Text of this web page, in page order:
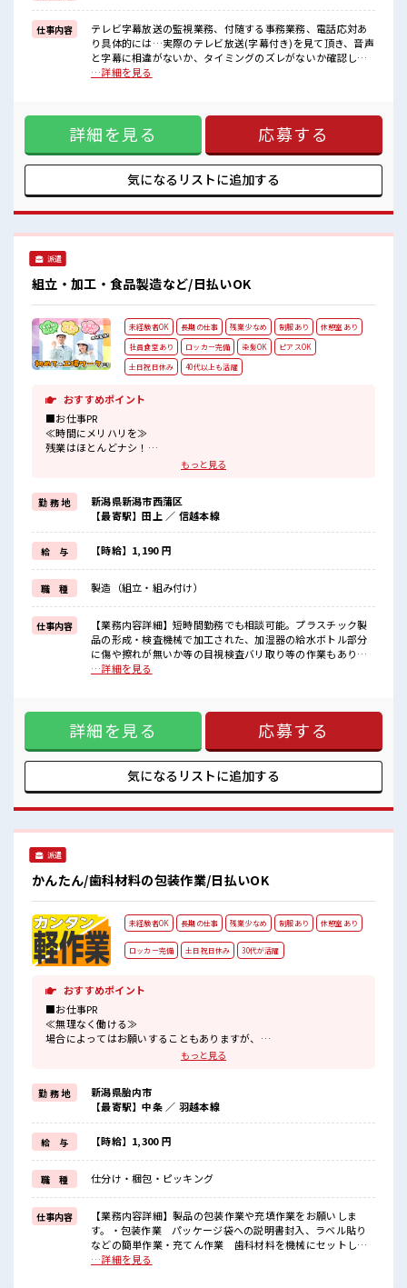
■職場の雰囲気
女性も活躍しやすい雰囲気の職場です！
≪20代の方が多数活躍中の職場≫
ロッカーあり！
安心してお仕事に集中♪
仕事内容
テレビ字幕放送の監視業務、付随する事務業務、電話応対あ
り具体的には…実際のテレビ放送(字幕付き)を見て頂き、音声
と字幕に相違がないか、タイミングのズレがないか確認して
頂く業務です。ずっと集中しているので根気強さが必要で
■お仕事PR ≪経験者優遇≫ これまでの経験を活かしません
か？ ブランクがあっても大丈夫♪ 経験はちょっとだけ…とい
う方もOK！ ≪女性も活躍中の職場≫ もちろん男性の応募も
OKですよ！ ≪時間にメリハリを≫ 残業はほとんどナシ！ 場
合によってはお願いすることもあります♪ ≪収入アップを目
指せる≫ 高時給だらけの派遣のお仕事です！ ■職場の雰囲気
躍中の職場≫ ロッカーあり！ 安心してお仕事に集中♪ 高収入
もバッチリ目指せますよ！
…詳細を見る
詳細を見る 応募する
気になるリストに追加する
派遣
組立・加工・食品製造など/日払いOK
未経験者OK 長期の仕事 残業少なめ 制服あり
休憩室あり
社員食堂あり
ロッカー完備 染髪OK
ピアスOK
土日祝日休み
40代以上も活躍
おすすめポイント
■お仕事PR
≪時間にメリハリを≫
残業はほとんどナシ！
場合によってはお願いすることもあります♪
家族や友人と一緒にプライベート満喫！
≪髪色自由で自分らしく働く≫
明るすぎたり奇抜でなければ基本的に自由！
(規定有)制服があると毎日の服選びに悩まずOK♪
≪初めての仕事だけど自分にもできそう≫
新しいことにチャレンジするのは不安だけど、
しっかり働く環境が整っています！
イチからスキルUP・ステップUP目指していきましょう！
■職場の雰囲気
派手すぎなければ多少のヘアカラーもOKなのはウレシイPoint☆
休憩室でホッと一息リフレッシュ！
持ち物が多いあなたにもぴったり☆
もっと見る
勤 務 地
新潟県新潟市西蒲区
【最寄駅】田上 ／ 信越本線
給 与 【時給】1,190 円
職 種 製造（組立・組み付け）
仕事内容
【業務内容詳細】短時間勤務でも相談可能。プラスチック製
品の形成・検査機械で加工された、加湿器の給水ボトル部分
に傷や擦れが無いか等の目視検査バリ取り等の作業もあり
【取扱製品情報】業務用加湿器の製造 ■お仕事PR ≪時間にメ
プライベート満喫！ ≪髪色自由で自分らしく働く≫ 明るすぎ
たり奇抜でなければ基本的に自由！ (規定有)制服があると毎
日の服選びに悩まずOK♪ ≪初めての仕事だけど自分にもでき
そう≫ 新しいことにチャレンジするのは不安だけど、 しっか
り働く環境が整っています！ イチからスキルUP・ステップ
UP目指していきましょう！ ■職場の雰囲気 派手すぎなければ
と一息リフレッシュ！ 持ち物が多いあなたにもぴったり☆ ロ
ッカー付き職場♪
…詳細を見る
詳細を見る 応募する
気になるリストに追加する
派遣
かんたん/歯科材料の包装作業/日払いOK
未経験者OK 長期の仕事 残業少なめ 制服あり 休憩室あり
ロッカー完備 土日祝日休み 30代が活躍
おすすめポイント
■お仕事PR
≪無理なく働ける≫
場合によってはお願いすることもありますが、
週末は家族や友人と一緒にプライベート満喫！
制服があると毎日の服選びに悩まずOK♪
≪未経験の方も大カンゲイ≫
新しいことにチャレンジするのは不安だけど、
しっかり働く環境が整っています！
イチからスキルUP・ステップUP目指していきましょう！
≪自分に合った期間で働ける≫
福利厚生が整った派遣のお仕事です！
■職場の雰囲気
休憩室で楽しくおしゃべり！
ストレス解消☆
持ち物が多いあなたにもぴったり☆
もっと見る
勤 務 地
新潟県胎内市
【最寄駅】中条 ／ 羽越本線
給 与 【時給】1,300 円
職 種 仕分け・梱包・ピッキング
仕事内容
【業務内容詳細】製品の包装作業や充填作業をお願いしま
す。・包装作業 パッケージ袋への説明書封入、ラベル貼り
などの簡単作業・充てん作業 歯科材料を機械にセットし、
充てん完了後に取り出 その後、重さのチェック【取扱製品
…詳細を見る